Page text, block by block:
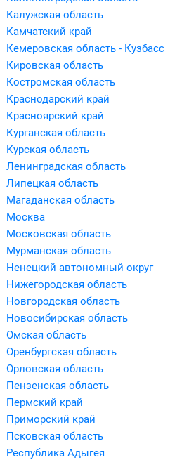
Калужская область
Камчатский край
Кемеровская область - Кузбасс
Кировская область
Костромская область
Краснодарский край
Красноярский край
Курганская область
Курская область
Ленинградская область
Липецкая область
Магаданская область
Москва
Московская область
Мурманская область
Ненецкий автономный округ
Нижегородская область
Новгородская область
Новосибирская область
Омская область
Оренбургская область
Орловская область
Пензенская область
Пермский край
Приморский край
Псковская область
Республика Адыгея